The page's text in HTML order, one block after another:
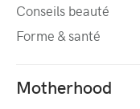
Conseils beauté
Forme & santé
Motherhood